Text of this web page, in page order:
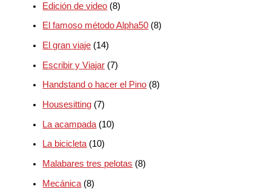
Edición de video (8)
El famoso método Alpha50 (8)
El gran viaje (14)
Escribir y Viajar (7)
Handstand o hacer el Pino (8)
Housesitting (7)
La acampada (10)
La bicicleta(10)
Malabares tres pelotas (8)
Mecánica (8)